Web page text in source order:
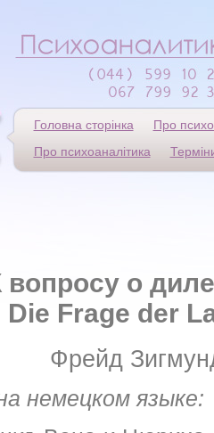
Головна сторінка
Про
Про психоаналітика
вопросу о
Die Frage der
Фрейд
немецком языке: